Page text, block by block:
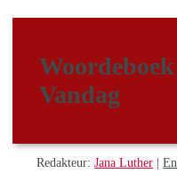
Vandag
Redakteur:Jana Luther |